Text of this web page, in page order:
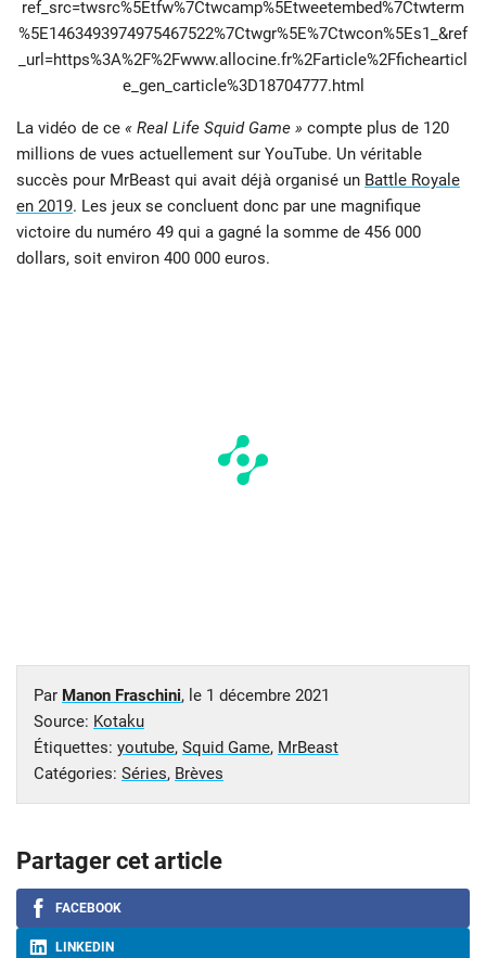
ref_src=twsrc%5Etfw%7Ctwcamp%5Etweetembed%7Ctwterm
%5E1463493974975467522%7Ctwgr%5E%7Ctwcon%5Es1_&ref
_url=https%3A%2F%2Fwww.allocine.fr%2Farticle%2Ffichearticl
e_gen_carticle%3D18704777.html
La vidéo de ce « Real Life Squid Game » compte plus de 120
millions de vues actuellement sur YouTube. Un véritable
succès pour MrBeast qui avait déjà organisé un Battle Royale
en 2019. Les jeux se concluent donc par une magnifique
victoire du numéro 49 qui a gagné la somme de 456 000
dollars, soit environ 400 000 euros.
Par Manon Fraschini, le 1 décembre 2021
Source: Kotaku
Étiquettes: youtube, Squid Game, MrBeast
Catégories: Séries, Brèves
Partager cet article
FACEBOOK
LINKEDIN